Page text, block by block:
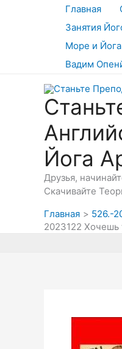
Главная
Занятия
Море и Йога
Вадим
Йога
Друзья,
Скачивайте
Главная
526.-
2023122 Хочешь